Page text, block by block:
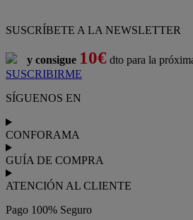
SUSCRÍBETE A LA NEWSLETTER
y consigue 10€ dto para la
SUSCRIBIRME
SÍGUENOS EN
CONFORAMA
GUÍA DE COMPRA
ATENCIÓN AL CLIENTE
Pago 100% Seguro